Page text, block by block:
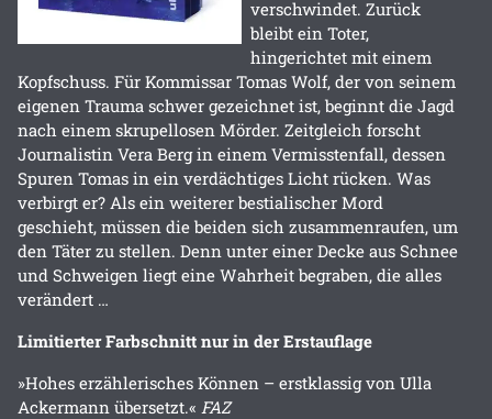
verschwindet. Zurück
bleibt ein Toter,
hingerichtet mit einem
Kopfschuss. Für Kommissar Tomas Wolf, der von seinem
eigenen Trauma schwer gezeichnet ist, beginnt die Jagd
nach einem skrupellosen Mörder. Zeitgleich forscht
Journalistin Vera Berg in einem Vermisstenfall, dessen
Spuren Tomas in ein verdächtiges Licht rücken. Was
verbirgt er? Als ein weiterer bestialischer Mord
geschieht, müssen die beiden sich zusammenraufen, um
den Täter zu stellen. Denn unter einer Decke aus Schnee
und Schweigen liegt eine Wahrheit begraben, die alles
verändert …
Limitierter Farbschnitt nur in der Erstauflage
»Hohes erzählerisches Können – erstklassig von Ulla
Ackermann übersetzt.« FAZ